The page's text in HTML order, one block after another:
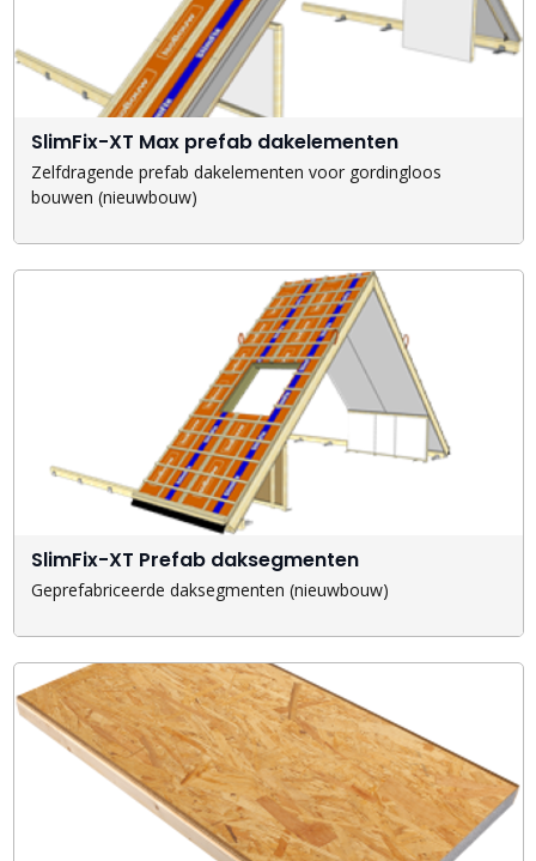
SlimFix-XT Max prefab dakelementen
Zelfdragende prefab dakelementen voor gordingloos
bouwen (nieuwbouw)
SlimFix-XT Prefab daksegmenten
Geprefabriceerde daksegmenten (nieuwbouw)